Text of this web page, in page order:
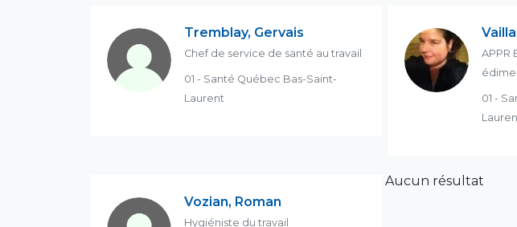
Tremblay, Gervais
Chef de service de santé au travail
01 - Santé Québec Bas-Saint-
Laurent
APPR
01 -
Vozian, Roman
Hygiéniste du travail
Aucun résultat